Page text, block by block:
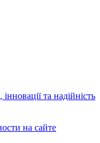
та надійність
на сайте